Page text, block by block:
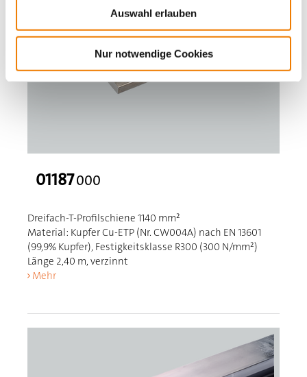
Auswahl erlauben
Nur notwendige Cookies
01187000
Dreifach-T-Profilschiene 1140 mm²
Material: Kupfer Cu-ETP (Nr. CW004A) nach EN 13601
(99,9% Kupfer), Festigkeitsklasse R300 (300 N/mm²)
Länge 2,40 m, verzinnt
Mehr